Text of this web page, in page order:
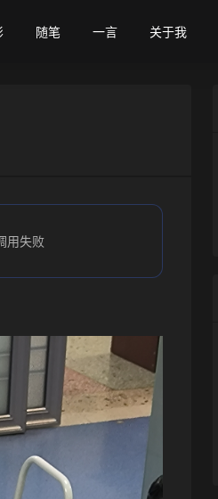
随笔 一言 关于我
用失败